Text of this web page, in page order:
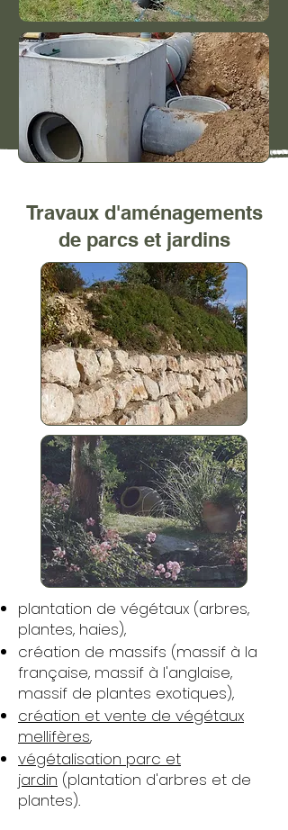
Travaux d'aménagements
de parcs et jardins
plantation de végétaux (arbres,
plantes, haies),
création de massifs (massif à la
française, massif à l'anglaise,
massif de plantes exotiques),
création et vente de végétaux
mellifères,
végétalisation parc et
jardin (plantation d'arbres et de
plantes).